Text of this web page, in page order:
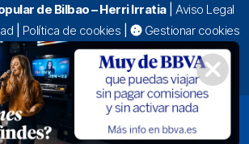
de Bilbao – Herri Irratia| Aviso Legal
Política de cookies
Gestionar cookies
– 7º 48009 Bilbao |
94 423 92 00|